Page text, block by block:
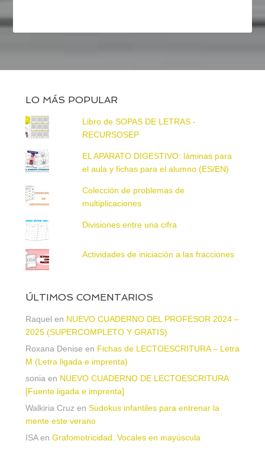
LO MÁS POPULAR
Libro de SOPAS DE LETRAS -
RECURSOSEP
EL APARATO DIGESTIVO: láminas para
el aula y fichas para el alumno (ES/EN)
Colección de problemas de
multiplicaciones
Divisiones entre una cifra
Actividades de iniciación a las fracciones
ÚLTIMOS COMENTARIOS
Raquel en NUEVO CUADERNO DEL PROFESOR 2024 –
2025 (SUPERCOMPLETO Y GRATIS)
Roxana Denise en Fichas de LECTOESCRITURA – Letra
M (Letra ligada e imprenta)
sonia en NUEVO CUADERNO DE LECTOESCRITURA
[Fuente ligada e imprenta]
Walkiria Cruz en Sudokus infantiles para entrenar la
mente este verano
ISAen Grafomotricidad. Vocales en mayúscula